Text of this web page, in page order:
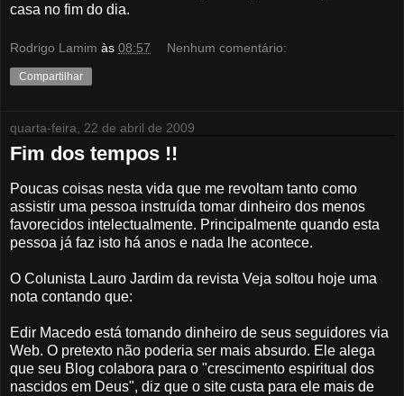
casa no fim do dia.
Rodrigo Lamim às 08:57 Nenhum comentário:
Compartilhar
quarta-feira, 22 de abril de 2009
Fim dos tempos !!
Poucas coisas nesta vida que me revoltam tanto como
assistir uma pessoa instruída tomar dinheiro dos menos
favorecidos intelectualmente. Principalmente quando esta
pessoa já faz isto há anos e nada lhe acontece.
O Colunista Lauro Jardim da revista Veja soltou hoje uma
nota contando que:
Edir Macedo está tomando dinheiro de seus seguidores via
Web. O pretexto não poderia ser mais absurdo. Ele alega
que seu Blog colabora para o "crescimento espiritual dos
nascidos em Deus", diz que o site custa para ele mais de